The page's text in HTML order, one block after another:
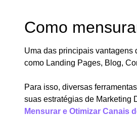
Como
Uma das principais vantagens
como Landing Pages, Blog,
Para isso, diversas
suas estratégias de Marketing
Mensurar e Otimizar Canais